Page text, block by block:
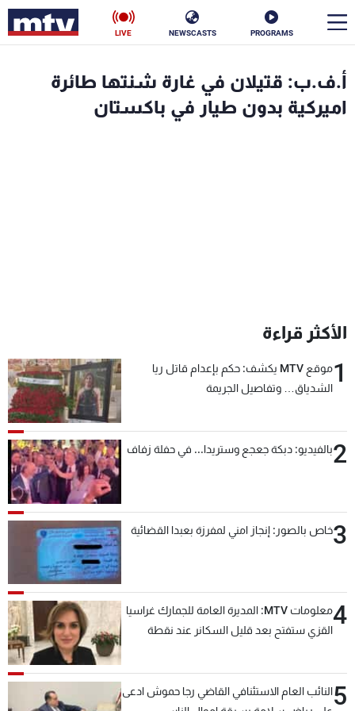
PROGRAMS
NEWSCASTS
LIVE
أ.ف.ب: قتيلان في غارة شنتها طائرة
اميركية بدون طيار في باكستان
الأكثر قراءة
1
موقع MTV يكشف: حكم بإعدام قاتل ريا
الشدياق… وتفاصيل الجريمة
2بالفيديو: دبكة جعجع وستريدا... في حفلة زفاف
3خاص بالصور: إنجاز امني لمفرزة بعبدا القضائية
4
معلومات MTV: المديرة العامة للجمارك غراسيا
القزي ستفتح بعد قليل السكانر عند نقطة
السعودية والدول العربية
5النائب العام الاستئنافي القاضي رجا حموش ادعى
en
الأخبار
البرامج
شاهد البرامج
الترددات
عن MTV
الإنـتـاج
وظائف
شروط الإسـتخدام